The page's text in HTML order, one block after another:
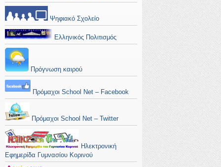
Ψηφιακό Σχολείο
Ελληνικός Πολιτισμός
Πρόγνωση καιρού
Πρόμαχοι School Net – Facebook
Πρόμαχοι School Net – Twitter
Ηλεκτρονική
Εφημερίδα Γυμνασίου Κορινού